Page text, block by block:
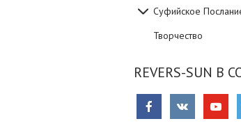
Суфийское
Творчество
REVERS-SUN В